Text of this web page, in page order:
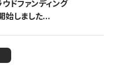
ドファンディング
始しました...